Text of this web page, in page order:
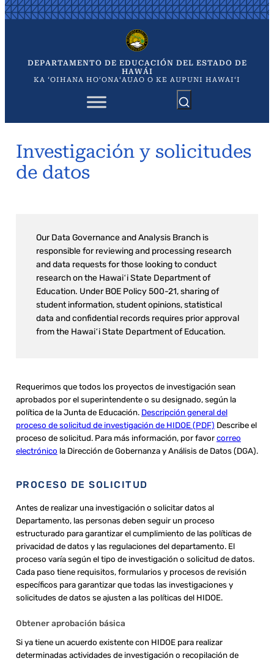
Saltar
al
DEPARTAMENTO DE EDUCACIÓN DEL ESTADO DE
HAWÁI
KA ʻOIHANA HOʻONAʻAUAO O KE AUPUNI HAWAIʻI
Investigación y solicitudes
de datos
Our Data Governance and Analysis Branch is
responsible for reviewing and processing research
and data requests for those looking to conduct
research on the Hawaiʻi State Department of
Education. Under BOE Policy 500-21, sharing of
student information, student opinions, statistical
data and confidential records requires prior approval
from the Hawaiʻi State Department of Education.
Requerimos que todos los proyectos de investigación sean
aprobados por el superintendente o su designado, según la
política de la Junta de Educación. Descripción general del
proceso de solicitud de investigación de HIDOE (PDF) Describe el
proceso de solicitud. Para más información, por favor correo
electrónico la Dirección de Gobernanza y Análisis de Datos (DGA).
PROCESO DE SOLICITUD
Antes de realizar una investigación o solicitar datos al
Departamento, las personas deben seguir un proceso
estructurado para garantizar el cumplimiento de las políticas de
privacidad de datos y las regulaciones del departamento. El
proceso varía según el tipo de investigación o solicitud de datos.
Cada paso tiene requisitos, formularios y procesos de revisión
específicos para garantizar que todas las investigaciones y
solicitudes de datos se ajusten a las políticas del HIDOE.
Obtener aprobación básica
Si ya tiene un acuerdo existente con HIDOE para realizar
determinadas actividades de investigación o recopilación de